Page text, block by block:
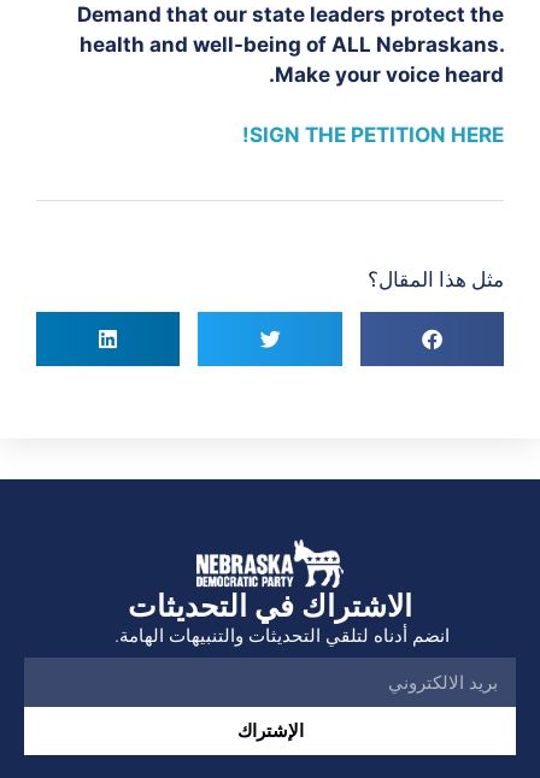
Demand that our state leaders protect the
health and well-being of ALL Nebraskans.
Make your voice heard.
SIGN THE PETITION HERE!
مثل هذا المقال؟
الاشتراك في التحديثات
انضم أدناه لتلقي التحديثات والتنبيهات الهامة.
الإشتراك